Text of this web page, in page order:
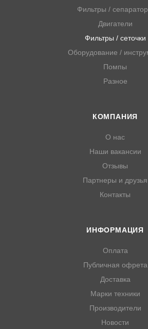
Фильтры /
Двигатели
Фильтры / сеточки
Оборудование /
Помпы
Разное
КОМПАНИЯ
О нас
Наши вакансии
Отзывы
Партнеры и друзья
Контакты
ИНФОРМАЦИЯ
Оплата
Публичная офрета
Доставка
Марки техники
Производители
Новости